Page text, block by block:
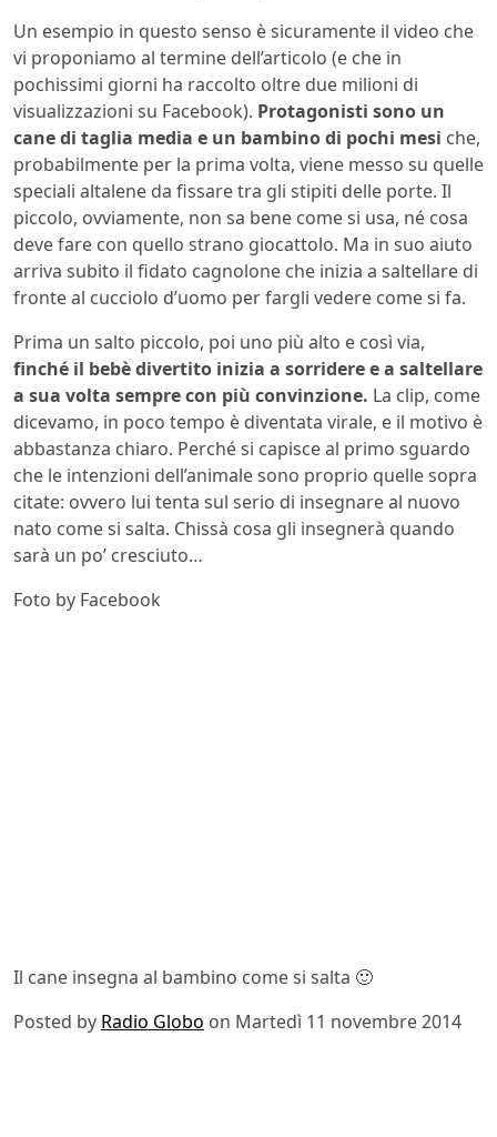
Un esempio in questo senso è sicuramente il video che
vi proponiamo al termine dell’articolo (e che in
pochissimi giorni ha raccolto oltre due milioni di
visualizzazioni su Facebook). Protagonisti sono un
cane di taglia media e un bambino di pochi mesi che,
probabilmente per la prima volta, viene messo su quelle
speciali altalene da fissare tra gli stipiti delle porte. Il
piccolo, ovviamente, non sa bene come si usa, né cosa
deve fare con quello strano giocattolo. Ma in suo aiuto
arriva subito il fidato cagnolone che inizia a saltellare di
fronte al cucciolo d’uomo per fargli vedere come si fa.
Prima un salto piccolo, poi uno più alto e così via,
finché il bebè divertito inizia a sorridere e a saltellare
a sua volta sempre con più convinzione. La clip, come
dicevamo, in poco tempo è diventata virale, e il motivo è
abbastanza chiaro. Perché si capisce al primo sguardo
che le intenzioni dell’animale sono proprio quelle sopra
citate: ovvero lui tenta sul serio di insegnare al nuovo
nato come si salta. Chissà cosa gli insegnerà quando
sarà un po’ cresciuto…
Foto by Facebook
Il cane insegna al bambino come si salta 🙂
Posted by Radio Globo on Martedì 11 novembre 2014